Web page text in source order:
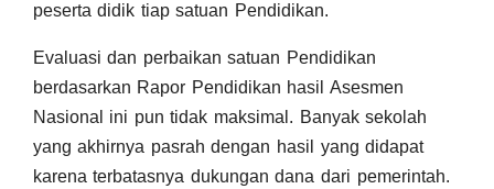
peserta didik tiap satuan Pendidikan.
Evaluasi dan perbaikan satuan Pendidikan
berdasarkan Rapor Pendidikan hasil Asesmen
Nasional ini pun tidak maksimal. Banyak sekolah
yang akhirnya pasrah dengan hasil yang didapat
karena terbatasnya dukungan dana dari pemerintah.